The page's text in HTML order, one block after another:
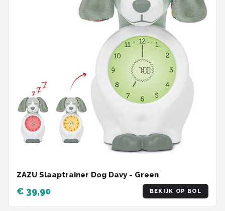
ZAZU Slaaptrainer Dog Davy - Green
€ 39,90 BEKIJK OP BOL